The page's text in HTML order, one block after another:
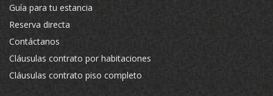
Guía para tu estancia
Reserva directa
Contáctanos
Cláusulas contrato por habitaciones
Cláusulas contrato piso completo